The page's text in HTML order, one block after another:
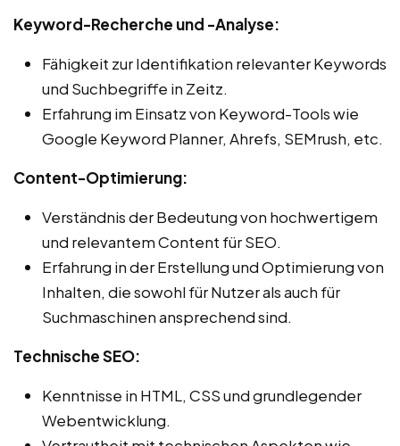
Keyword-Recherche und -Analyse:
Fähigkeit zur Identifikation relevanter Keywords
und Suchbegriffe in Zeitz.
Erfahrung im Einsatz von Keyword-Tools wie
Google Keyword Planner, Ahrefs, SEMrush, etc.
Content-Optimierung:
Verständnis der Bedeutung von hochwertigem
und relevantem Content für SEO.
Erfahrung in der Erstellung und Optimierung von
Inhalten, die sowohl für Nutzer als auch für
Suchmaschinen ansprechend sind.
Technische SEO:
Kenntnisse in HTML, CSS und grundlegender
Webentwicklung.